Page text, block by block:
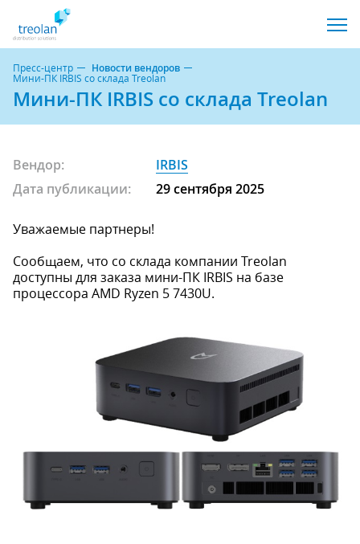
Пресс-центр Новости вендоров
Мини-ПК IRBIS со склада Treolan
Мини-ПК IRBIS со склада Treolan
Вендор:
IRBIS
Дата публикации:
29 сентября 2025
Уважаемые партнеры!
Сообщаем, что со склада компании Treolan
доступны для заказа мини-ПК IRBIS на базе
процессора AMD Ryzen 5 7430U.